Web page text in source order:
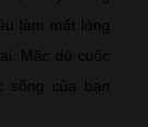
làm mất lòng
Mặc dù cuộc
sống của bạn